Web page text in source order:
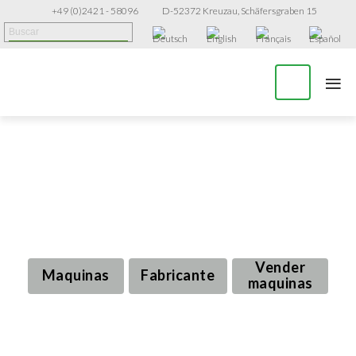
+49 (0)2421 - 58096 D-52372 Kreuzau, Schäfersgraben 15
≡
Fabricante
Maquinas
Vender
maquinas